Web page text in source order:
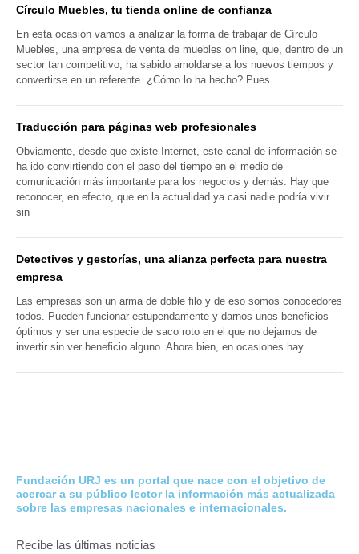
Círculo Muebles, tu tienda online de confianza
En esta ocasión vamos a analizar la forma de trabajar de Círculo
Muebles, una empresa de venta de muebles on line, que, dentro de un
sector tan competitivo, ha sabido amoldarse a los nuevos tiempos y
convertirse en un referente. ¿Cómo lo ha hecho? Pues
Traducción para páginas web profesionales
Obviamente, desde que existe Internet, este canal de información se
ha ido convirtiendo con el paso del tiempo en el medio de
comunicación más importante para los negocios y demás. Hay que
reconocer, en efecto, que en la actualidad ya casi nadie podría vivir
sin
Detectives y gestorías, una alianza perfecta para nuestra
empresa
Las empresas son un arma de doble filo y de eso somos conocedores
todos. Pueden funcionar estupendamente y darnos unos beneficios
óptimos y ser una especie de saco roto en el que no dejamos de
invertir sin ver beneficio alguno. Ahora bien, en ocasiones hay
Fundación URJ es un portal que nace con el objetivo de
acercar a su público lector la información más actualizada
sobre las empresas nacionales e internacionales.
Recibe las últimas noticias